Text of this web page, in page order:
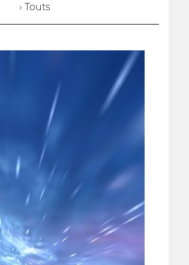
› Touts